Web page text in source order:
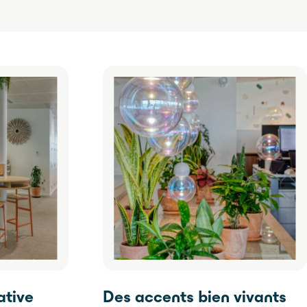
Des accents bien vivants